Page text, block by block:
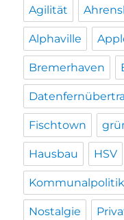
Agilität
Alphaville
Bremerhaven
Fischtown
Hausbau HSV
Kommunalpolitik
Nostalgie